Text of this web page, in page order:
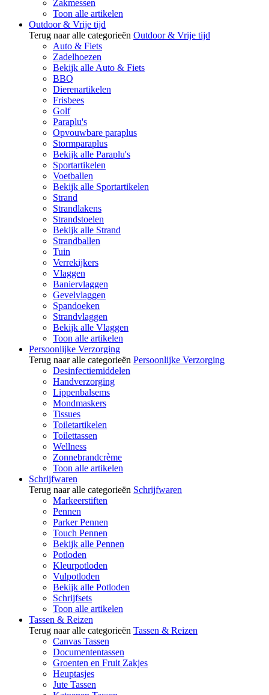
Zakmessen
Toon alle artikelen
Outdoor & Vrije tijd
Terug naar alle categorieën Outdoor & Vrije tijd
Auto & Fiets
Zadelhoezen
Bekijk alle Auto & Fiets
BBQ
Dierenartikelen
Frisbees
Golf
Paraplu's
Opvouwbare paraplus
Stormparaplus
Bekijk alle Paraplu's
Sportartikelen
Voetballen
Bekijk alle Sportartikelen
Strand
Strandlakens
Strandstoelen
Bekijk alle Strand
Strandballen
Tuin
Verrekijkers
Vlaggen
Baniervlaggen
Gevelvlaggen
Spandoeken
Strandvlaggen
Bekijk alle Vlaggen
Toon alle artikelen
Persoonlijke Verzorging
Terug naar alle categorieën Persoonlijke Verzorging
Desinfectiemiddelen
Handverzorging
Lippenbalsems
Mondmaskers
Tissues
Toiletartikelen
Toilettassen
Wellness
Zonnebrandcrème
Toon alle artikelen
Schrijfwaren
Terug naar alle categorieën Schrijfwaren
Markeerstiften
Pennen
Parker Pennen
Touch Pennen
Bekijk alle Pennen
Potloden
Kleurpotloden
Vulpotloden
Bekijk alle Potloden
Schrijfsets
Toon alle artikelen
Tassen & Reizen
Terug naar alle categorieën Tassen & Reizen
Canvas Tassen
Documententassen
Groenten en Fruit Zakjes
Heuptasjes
Jute Tassen